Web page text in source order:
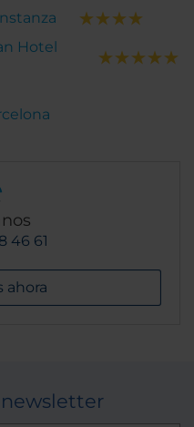
Hotel
46 61
ahora